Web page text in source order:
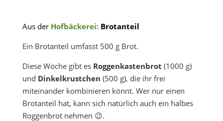
Aus der Hofbäckerei: Brotanteil
Ein Brotanteil umfasst 500 g Brot.
Diese Woche gibt esRoggenkastenbrot (1000 g)
und Dinkelkrustchen (500 g), die ihr frei
miteinander kombinieren könnt. Wer nur einen
Brotanteil hat, kann sich natürlich auch ein halbes
Roggenbrot nehmen 😉.